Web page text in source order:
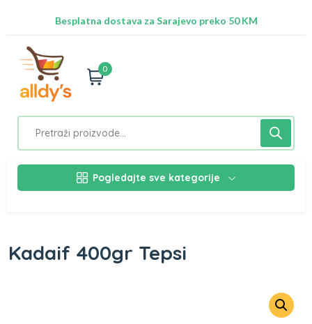
Besplatna dostava za Sarajevo preko 50 KM
0
Pogledajte sve kategorije
Kadaif 400gr Tepsi